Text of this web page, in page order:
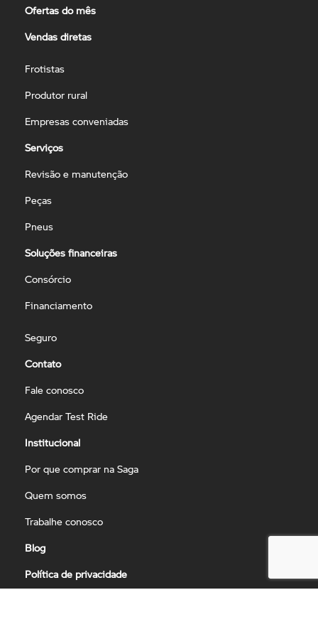
Ofertas do mês
Vendas diretas
Frotistas
Produtor rural
Empresas conveniadas
Serviços
Revisão e manutenção
Peças
Pneus
Soluções financeiras
Consórcio
Financiamento
Seguro
Contato
Fale conosco
Agendar Test Ride
Institucional
Por que comprar na Saga
Quem somos
Trabalhe conosco
Blog
Política de privacidade